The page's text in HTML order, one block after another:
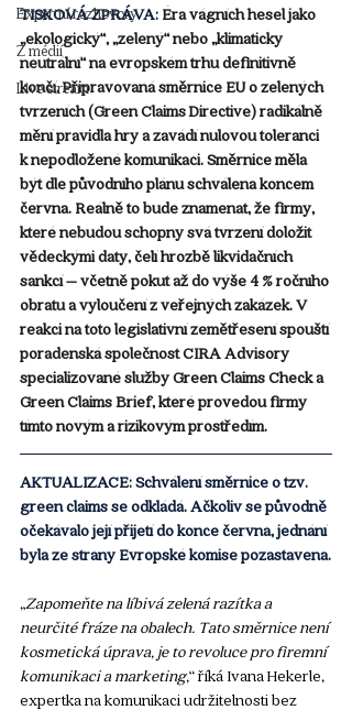
Expertní rozhovory
Z médií
Live stream
TISKOVÁ ZPRÁVA: Éra vágních hesel jako
„ekologický“, „zelený“ nebo „klimaticky
neutrální“ na evropském trhu definitivně
končí. Připravovaná směrnice EU o zelených
tvrzeních (Green Claims Directive) radikálně
mění pravidla hry a zavádí nulovou toleranci
k nepodložené komunikaci. Směrnice měla
být dle původního plánu schválena koncem
června. Reálně to bude znamenat, že firmy,
které nebudou schopny svá tvrzení doložit
vědeckými daty, čelí hrozbě likvidačních
sankcí – včetně pokut až do výše 4 % ročního
obratu a vyloučení z veřejných zakázek. V
reakci na toto legislativní zemětřesení spouští
poradenská společnost CIRA Advisory
specializované služby Green Claims Check a
Green Claims Brief, které provedou firmy
tímto novým a rizikovým prostředím.
AKTUALIZACE: Schválení směrnice o tzv.
green claims se odkládá. Ačkoliv se původně
očekávalo její přijetí do konce června, jednání
byla ze strany Evropské komise pozastavena.
„Zapomeňte na líbivá zelená razítka a
neurčité fráze na obalech. Tato směrnice není
kosmetická úprava, je to revoluce pro firemní
komunikaci a marketing,“ říká Ivana Hekerle,
expertka na komunikaci udržitelnosti bez